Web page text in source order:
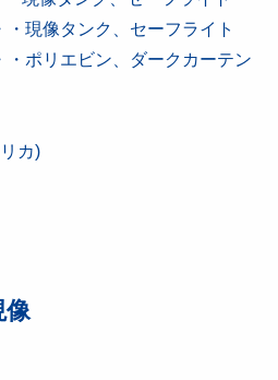
・現像タンク、セーフライト
・ポリエビン、ダークカーテン
カ)
像